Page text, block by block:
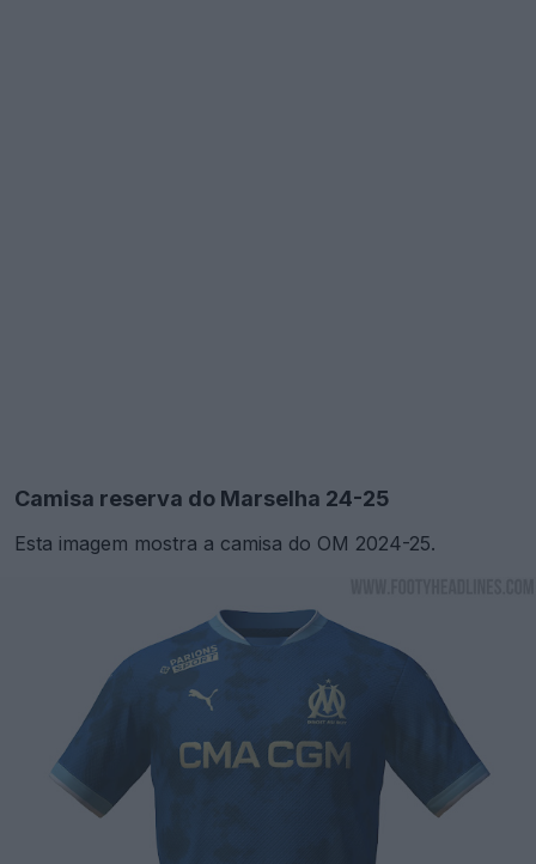
Camisa reserva do Marselha 24-25
Esta imagem mostra a camisa do OM 2024-25.